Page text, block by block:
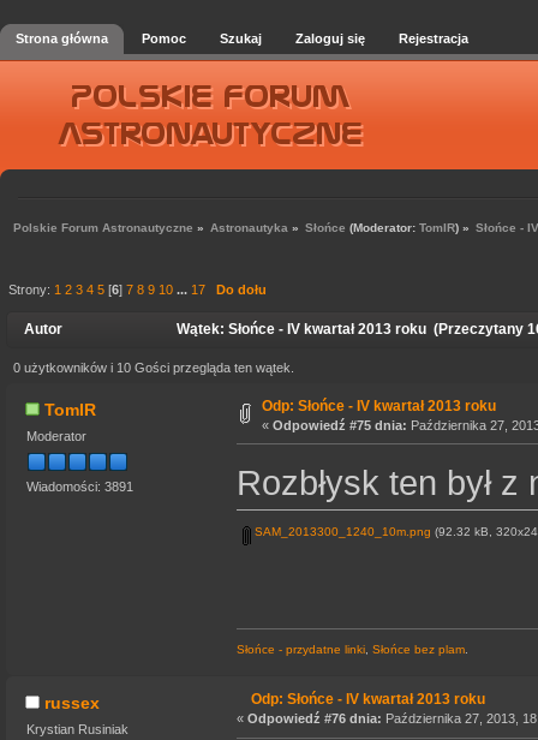
Strona główna Pomoc Szukaj Zaloguj się Rejestracja
Polskie Forum Astronautyczne » Astronautyka » Słońce (Moderator:TomIR) » Słońce -
Strony:1 2 3 4 5 [6]7 8 9 10 ...17 Do dołu
Autor Wątek: Słońce - IV kwartał 2013 roku (Przeczytany
0 użytkowników i 10 Gości przegląda ten wątek.
TomIR
Moderator
Wiadomości: 3891
Odp: Słońce - IV kwartał 2013 roku
« Odpowiedź #75 dnia: Października 27,
Rozbłysk ten był
SAM_2013300_1240_10m.png (92.32 kB,
Słońce - przydatne linki, Słońce bez plam.
russex
Krystian Rusiniak
Odp: Słońce - IV kwartał 2013 roku
« Odpowiedź #76 dnia: Października 27, 2013,